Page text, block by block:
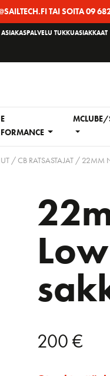
TAI SOITA
ASIAKASPALVELU TUKKUASIAKKAAT
MCLUBE/
/CB RATSASTAJAT/ 22MM
200€